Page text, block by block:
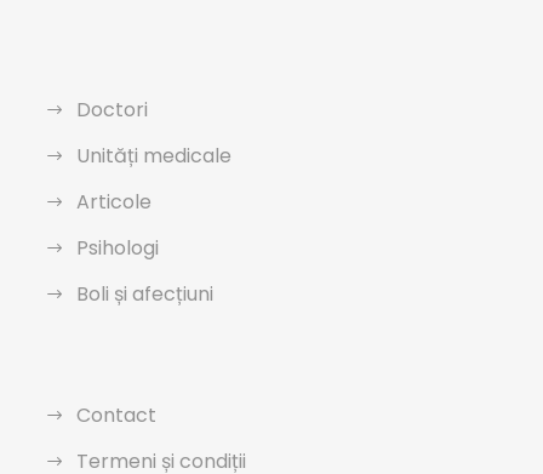
Doctori
Unități medicale
Articole
Psihologi
Boli și afecțiuni
Contact
Termeni și condiții